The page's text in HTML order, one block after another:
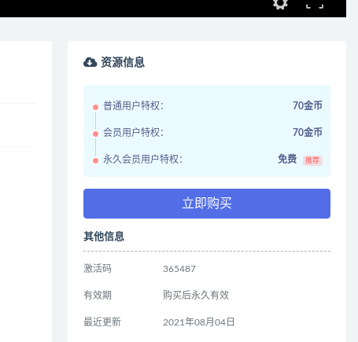
资源信息
普通用户特权： 70金币
会员用户特权： 70金币
永久会员用户特权： 免费 推荐
立即购买
其他信息
激活码 365487
有效期 购买后永久有效
最近更新 2021年08月04日